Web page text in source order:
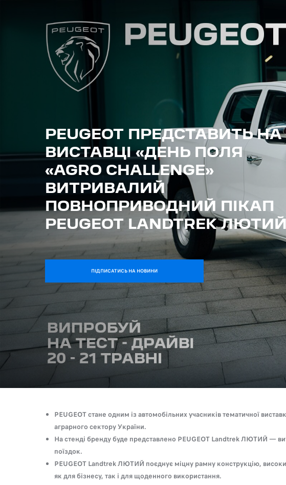
PEUGEOT ПРЕДСТАВИТЬ НА
ВИСТАВЦІ «ДЕНЬ ПОЛЯ
«AGRO CHALLENGE»
ВИТРИВАЛИЙ
ПОВНОПРИВОДНИЙ ПІКАП
PEUGEOT LANDTREK ЛЮТИЙ
ПІДПИСАТИСЬ НА НОВИНИ
PEUGEOT стане одним із автомобільних учасників тематичної
аграрного сектору України.
На стенді бренду буде представлено PEUGEOT Landtrek ЛЮТИЙ —
поїздок.
PEUGEOT Landtrek ЛЮТИЙ поєднує міцну рамну конструкцію,
як для бізнесу, так і для щоденного використання.